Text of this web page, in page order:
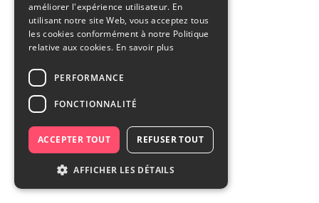
améliorer l'expérience utilisateur. En
utilisant notre site Web, vous acceptez tous
les cookies conformément à notre Politique
relative aux cookies. En savoir plus
PERFORMANCE
FONCTIONNALITÉ
ACCEPTER TOUT REFUSER TOUT
AFFICHER LES DÉTAILS